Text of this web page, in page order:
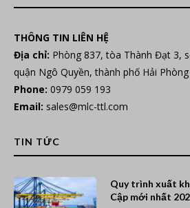
THÔNG TIN LIÊN HỆ
Địa chỉ: Phòng 837, tòa Thành Đạt 3,
quận Ngô Quyền, thành phố Hải Phòng
Phone: 0979 059 193
Email: sales@mlc-ttl.com
TIN TỨC
Quy trình xuất
Cập mới nhất